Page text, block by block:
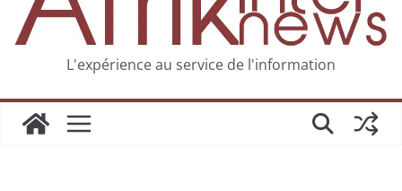
L'expérience au service de l'information